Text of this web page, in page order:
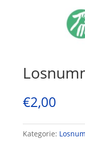
€2,00
Kategorie: